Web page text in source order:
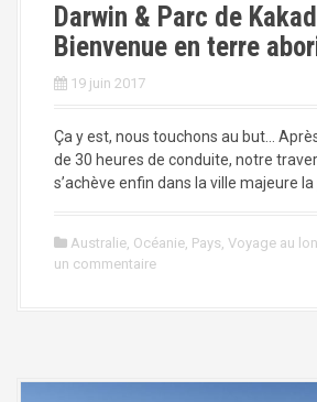
Darwin & Parc de
Bienvenue en terre
19 juin 2017
Ça y est, nous touchons au but…
de 30 heures de conduite, notre
s’achève enfin dans la ville majeure la
Australie, Océanie, Pays, Voyage au
un commentaire